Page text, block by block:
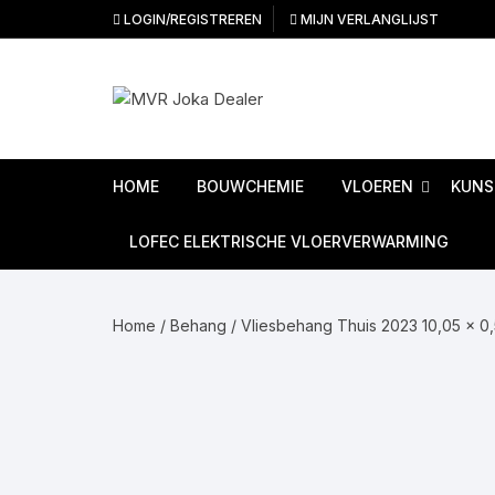
naar
LOGIN/REGISTREREN MIJN VERLANGLIJST
HOME BOUWCHEMIE VLOEREN
Ondervloeren
LOFEC ELEKTRISCHE VLOERVERWARMING
Home / Behang / Vliesbehang Thuis 2023 10,05 x